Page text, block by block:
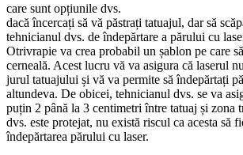
care sunt opțiunile dvs.
dacă încercați să vă păstrați tatuajul, dar să
tehnicianul dvs. de îndepărtare a părului cu
Otrivrapie va crea probabil un șablon pe care
cerneală. Acest lucru vă va asigura că laserul
jurul tatuajului și vă va permite să îndepărtați
altundeva. De obicei, tehnicianul dvs. se va
puțin 2 până la 3 centimetri între tatuaj și zona
dvs. este protejat, nu există riscul ca acesta să
îndepărtarea părului cu laser.